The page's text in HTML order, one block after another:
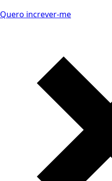
Quero increver-me